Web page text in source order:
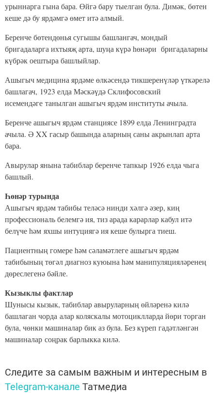
урыннарга гына бара. Өйгә бару тыелган була. Димәк, бөтен
кеше дә бу ярдәмгә өмет итә алмый.
Беренче бөтендөнья сугышы башлангач, мондый
бригадаларга ихтыяҗ арта, шуңа күрә һөнәри бригадаларны
күбрәк оештыра башлыйлар.
Ашыгыч медицина ярдәме өлкәсендә тикшеренүләр үткәрелә
башлагач, 1923 елда Мәскәүдә Склифосовский
исемендәге танылган ашыгыч ярдәм институты ачыла.
Беренче ашыгыч ярдәм станциясе 1899 елда Ленинградта
ачыла. Ә XX гасыр башында аларның саны акрынлап арта
бара.
Авырулар янына табиблар беренче тапкыр 1926 елда чыга
башлый.
Һөнәр турында
Ашыгыч ярдәм табибы теләсә нинди хәлгә әзер, киң
профессиональ белемгә ия, тиз арада карарлар кабул итә
белүче һәм яхшы интуциягә ия кеше булырга тиеш.
Пациентның гомере һәм сәламәтлеге ашыгыч ярдәм
табибының төгәл диагноз куюына һәм манипуляцияләренең
дөреслегенә бәйле.
Кызыклы фактлар
Шунысы кызык, табиблар авыруларның өйләренә килә
башлаган чорда алар коляскалы мотоциклларда йөри торган
була, чөнки машиналар бик аз була. Без күреп гадәтләнгән
машиналар соңрак барлыкка килә.
Следите за самым важным и интересным в
Telegram-канале Татмедиа